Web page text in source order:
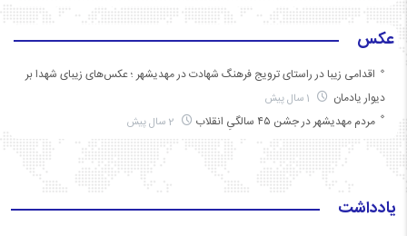
عکس
اقدامی زیبا در راستای ترویج فرهنگ شهادت در مهدیشهر ؛ عکس‌های زیبای شهدا بر
دیوار یادمان
مردم مهدیشهر در جشن ۴۵ سالگیِ انقلاب
یادداشت